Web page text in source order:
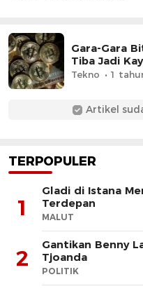
Gara-Gara
Tiba Jadi
Tekno 1
Artikel
TERPOPULER
1
Gladi di Istana
Terdepan
MALUT
2
Gantikan Benny
Tjoanda
POLITIK